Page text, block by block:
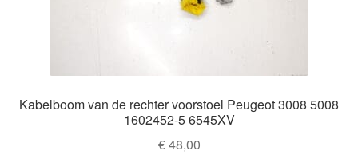
Kabelboom van de rechter voorstoel Peugeot 3008 5008
1602452-5 6545XV
€48,00